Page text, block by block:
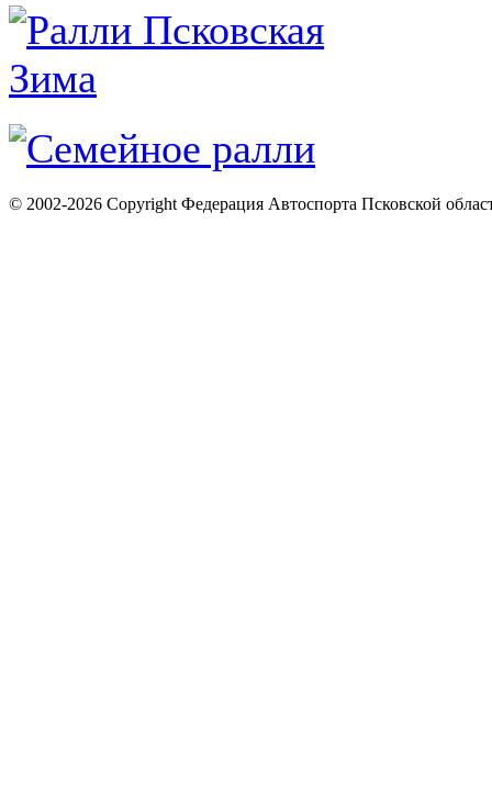
© 2002-2026 Copyright Федерация Автоспорта Псковской